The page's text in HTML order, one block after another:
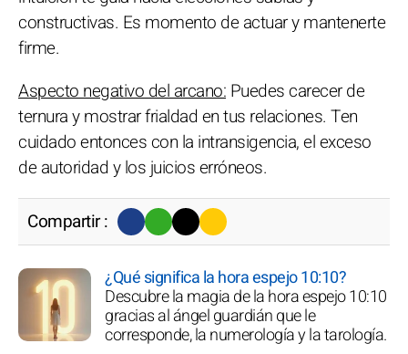
constructivas. Es momento de actuar y mantenerte
firme.
Aspecto negativo del arcano: Puedes carecer de
ternura y mostrar frialdad en tus relaciones. Ten
cuidado entonces con la intransigencia, el exceso
de autoridad y los juicios erróneos.
Compartir :
¿Qué significa la hora espejo 10:10?
Descubre la magia de la hora espejo 10:10
gracias al ángel guardián que le
corresponde, la numerología y la tarología.